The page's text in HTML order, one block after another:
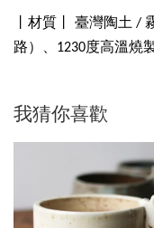
丨材質丨 臺灣陶土 /
路）、1230度高溫燒
我猜你喜歡